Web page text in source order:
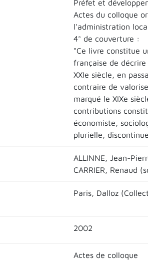
Préfet et
Actes du colloque
l'administration
4° de couverture :
"Ce livre constitue
française de
XXIe siècle, en
contraire de
marqué le XIXe
contributions
économiste,
plurielle,
ALLINNE, Jean-
CARRIER, Renaud
Paris, Dalloz
2002
Actes de colloque